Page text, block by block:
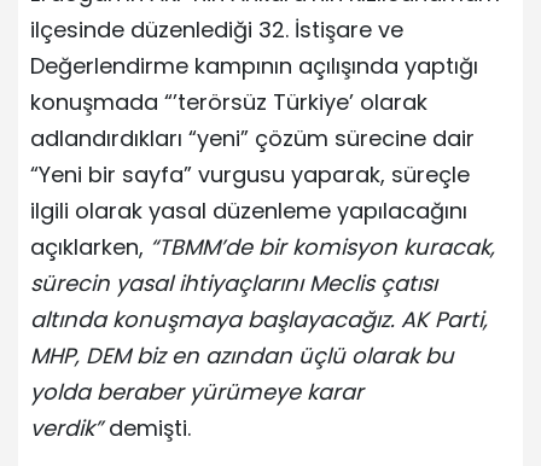
ilçesinde düzenlediği 32. İstişare ve
Değerlendirme kampının açılışında yaptığı
konuşmada “’terörsüz Türkiye’ olarak
adlandırdıkları “yeni” çözüm sürecine dair
“Yeni bir sayfa” vurgusu yaparak, süreçle
ilgili olarak yasal düzenleme yapılacağını
açıklarken, “TBMM’de bir komisyon kuracak,
sürecin yasal ihtiyaçlarını Meclis çatısı
altında konuşmaya başlayacağız. AK Parti,
MHP, DEM biz en azından üçlü olarak bu
yolda beraber yürümeye karar
verdik”demişti.